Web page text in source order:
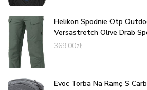
Helikon Spodnie Otp
Versastretch Olive Drab
369,00zł
Evoc Torba Na Ramę S